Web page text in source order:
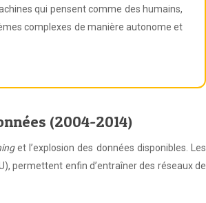
qui pensent comme des humains,
complexes de manière autonome et
(2004-2014)
et l’explosion des données disponibles. Les
permettent enfin d’entraîner des réseaux de